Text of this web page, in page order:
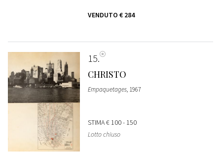
VENDUTO € 284
15
CHRISTO
Empaquetages, 1967
STIMA€ 100 - 150
Lotto chiuso